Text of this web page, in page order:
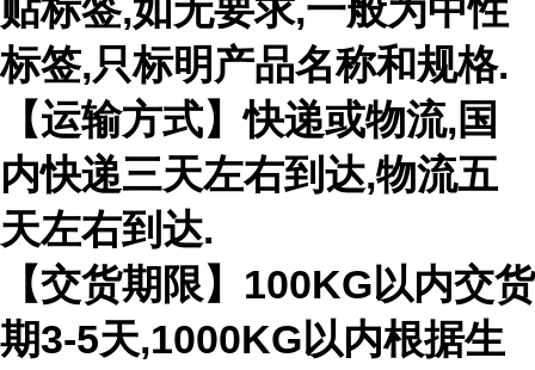
贴标签,如无要求,一般为中性
标签,只标明产品名称和规格.
【运输方式】快递或物流,国
内快递三天左右到达,物流五
天左右到达.
【交货期限】100KG以内交货
期3-5天,1000KG以内根据生